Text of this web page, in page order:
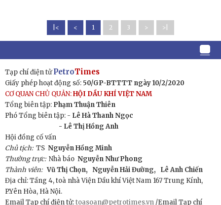
|< < 1 2 3 > >|
Tạp chí điện tửPetroTimes
Giấy phép hoạt động số: 50/GP-BTTTT ngày 10/2/2020
CƠ QUAN CHỦ QUẢN:HỘI DẦU KHÍ VIỆT NAM
Tổng biên tập: Phạm Thuận Thiên
Phó Tổng biên tập: - Lê Hà Thanh Ngọc
- Lê Thị Hồng Anh
Hội đồng cố vấn
Chủ tịch:TS Nguyễn Hồng Minh
Thường trực: Nhà báo Nguyễn Như Phong
Thành viên: Vũ Thị Chọn, Nguyễn Hải Đường,
Lê Anh Chiến
Địa chỉ: Tầng 4, toà nhà Viện Dầu khí Việt Nam 167 Trung Kính,
P.Yên Hòa, Hà Nội.
Email Tạp chí điện tử:toasoan@petrotimes.vn /Email Tạp chí